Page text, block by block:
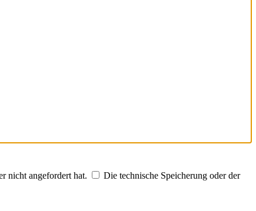
nicht angefordert hat.
Die technische Speicherung oder der